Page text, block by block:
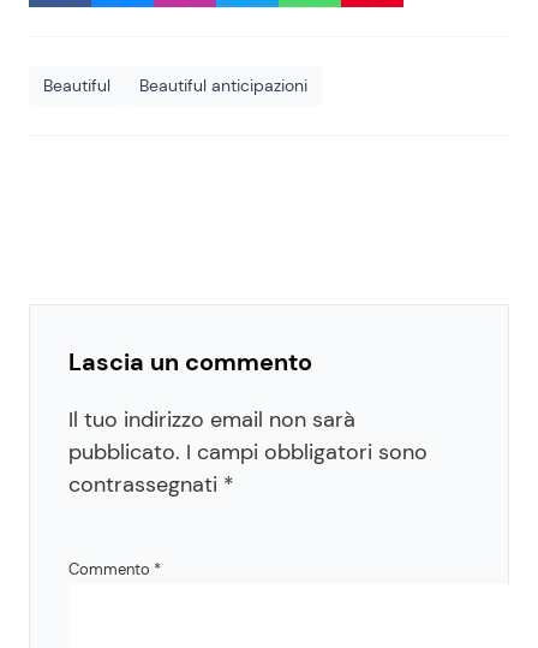
Beautiful Beautiful anticipazioni
Lascia un commento
Il tuo indirizzo email non sarà
pubblicato. I campi obbligatori sono
contrassegnati *
Commento *